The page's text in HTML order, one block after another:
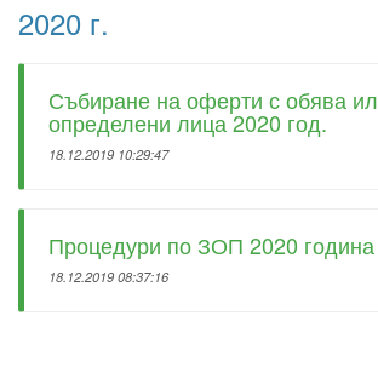
2020 г.
Събиране на оферти с обява
определени лица 2020 год.
18.12.2019 10:29:47
Процедури по ЗОП 2020 година
18.12.2019 08:37:16